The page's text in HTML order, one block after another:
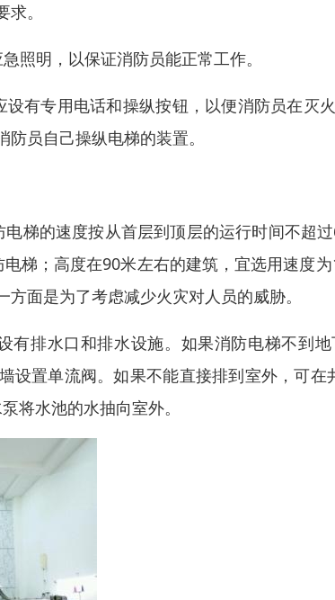
。
照明，以保证消防员能正常工作。
有专用电话和操纵按钮，以便消防员在灭
员自己操纵电梯的装置。
梯的速度按从首层到顶层的运行时间不超
梯；高度在90米左右的建筑，宜选用速度
面是为了考虑减少火灾对人员的威胁。
有排水口和排水设施。如果消防电梯不到
设置单流阀。如果不能直接排到室外，可
将水池的水抽向室外。